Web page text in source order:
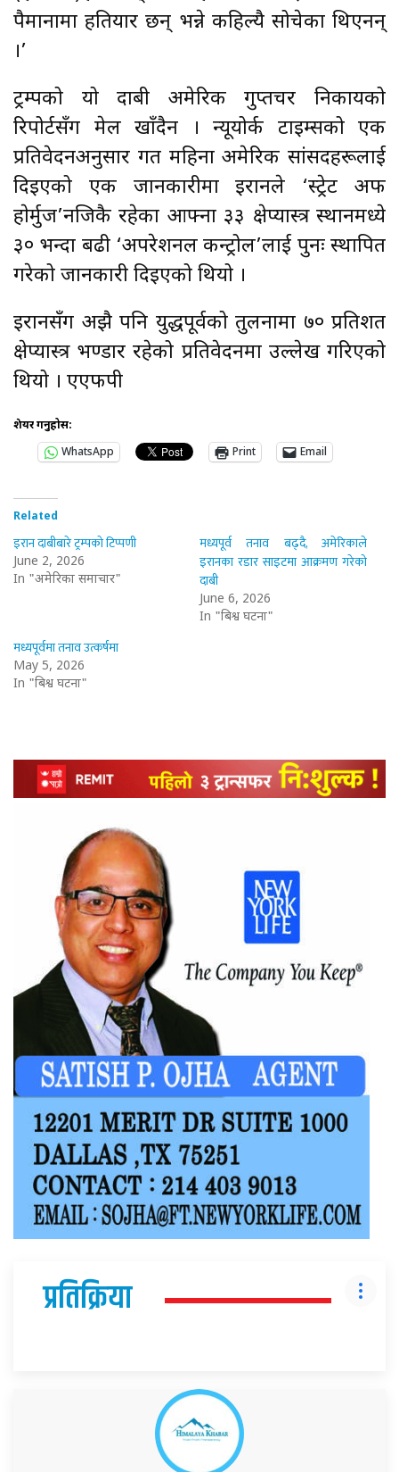
पैमानामा हतियार छन् भन्ने कहिल्यै सोचेका थिएनन्
।’
ट्रम्पको यो दाबी अमेरिकी गुप्तचर निकायको
रिपोर्टसँग मेल खाँदैन । न्यूयोर्क टाइम्सको एक
प्रतिवेदनअनुसार गत महिना अमेरिकी सांसदहरूलाई
दिइएको एक जानकारीमा इरानले ‘स्ट्रेट अफ
हाेर्मुज’नजिकै रहेका आफ्ना ३३ क्षेप्यास्त्र स्थानमध्ये
३० भन्दा बढी ‘अपरेशनल कन्ट्रोल’लाई पुनः स्थापित
गरेको जानकारी दिइएको थियो ।
इरानसँग अझै पनि युद्धपूर्वको तुलनामा ७० प्रतिशत
क्षेप्यास्त्र भण्डार रहेको प्रतिवेदनमा उल्लेख गरिएको
थियो । एएफपी
शेयर गर्नुहोस:
WhatsApp
Print Email
Related
इरान दाबीबारे ट्रम्पको टिप्पणी
June 2, 2026
In "अमेरिका समाचार"
मध्यपूर्व तनाव बढ्दै, अमेरिकाले
इरानका रडार साइटमा आक्रमण गरेको
दाबी
June 6, 2026
In "बिश्व घटना"
मध्यपूर्वमा तनाव उत्कर्षमा
May 5, 2026
In "बिश्व घटना"
प्रतिक्रिया